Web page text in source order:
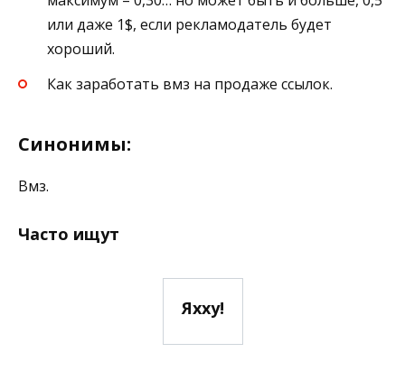
или даже 1$, если рекламодатель будет
хороший.
Как заработать вмз на продаже ссылок.
Синонимы:
Вмз.
Часто ищут
Яхху!